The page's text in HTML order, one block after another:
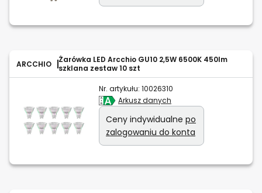
ARCCHIO
Żarówka LED Arcchio GU10 2,5W 6500K 450lm
szklana zestaw 10 szt
Nr. artykułu: 10026310
Arkusz danych
Ceny indywidualne po
zalogowaniu do konta